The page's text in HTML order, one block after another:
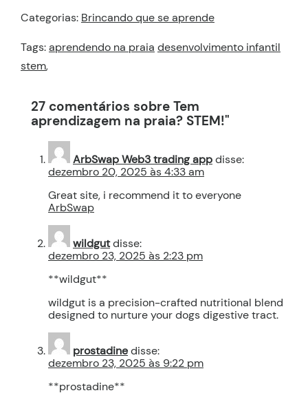
Categorias: Brincando que se aprende
Tags:aprendendo na praia desenvolvimento infantil
stem,
27 comentários sobre Tem
aprendizagem na praia? STEM!"
ArbSwap Web3 trading appdisse:
dezembro 20, 2025 às 4:33 am
Great site, i recommend it to everyone
ArbSwap
wildgutdisse:
dezembro 23, 2025 às 2:23 pm
**wildgut**
wildgut is a precision-crafted nutritional blend
designed to nurture your dogs digestive tract.
prostadinedisse:
dezembro 23, 2025 às 9:22 pm
**prostadine**